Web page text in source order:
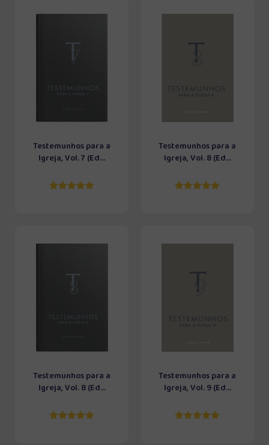
Testemunhos para a
Igreja, Vol. 7 (Ed...
Testemunhos para a
Igreja, Vol. 8 (Ed...
Testemunhos para a
Igreja, Vol. 8 (Ed...
Testemunhos para a
Igreja, Vol. 9 (Ed...